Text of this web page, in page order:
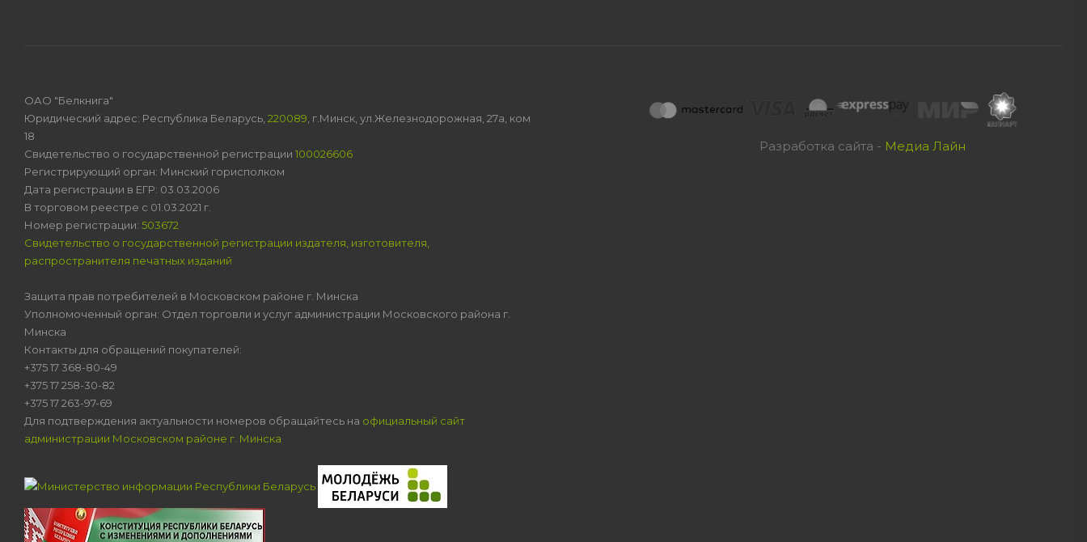
Разработка сайта - Медиа Лайн
ОАО "Белкнига"
Юридический адрес: Республика Беларусь, 220089 , г.Минск, ул.Железнодорожная, 27а, ком
18
Свидетельство о государственной регистрации 100026606
Регистрирующий орган: Минский горисполком
Дата регистрации в ЕГР: 03.03.2006
В торговом реестре с 01.03.2021 г.
Номер регистрации: 503672
Свидетельство о государственной регистрации издателя, изготовителя,
распространителя печатных изданий
Защита прав потребителей в Московском районе г. Минска
Уполномоченный орган: Отдел торговли и услуг администрации Московского района г.
Минска
Контакты для обращений покупателей:
+375 17 368-80-49
+375 17 258-30-82
+375 17 263-97-69
Для подтверждения актуальности номеров обращайтесь на официальный сайт
администрации Московском районе г. Минска